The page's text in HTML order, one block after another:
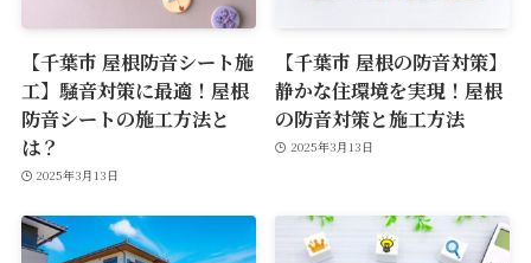
【千葉市 屋根防音シート施
工】騒音対策に最適！屋根
防音シートの施工方法と
は？
2025年3月13日
【千葉市 屋根の防音対策】
静かな住環境を実現！屋根
の防音対策と施工方法
2025年3月13日